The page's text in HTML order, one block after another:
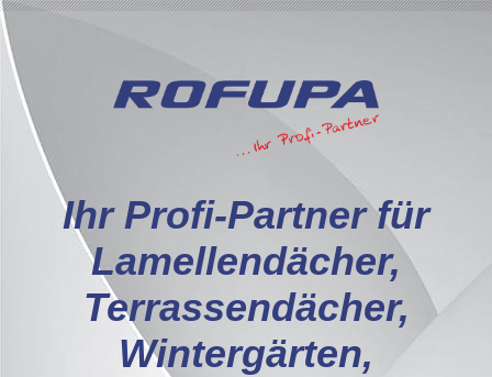
Ihr Profi-Partner für
Lamellendächer,
Terrassendächer,
Wintergärten,